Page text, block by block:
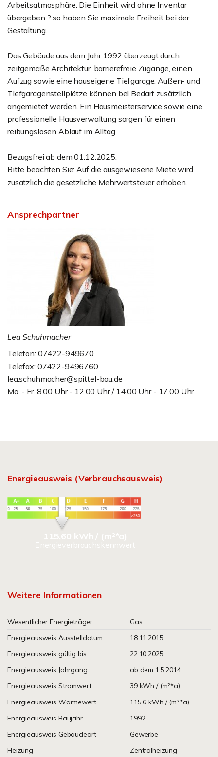
Arbeitsatmosphäre. Die Einheit wird ohne Inventar
übergeben ? so haben Sie maximale Freiheit bei der
Gestaltung.
Das Gebäude aus dem Jahr 1992 überzeugt durch
zeitgemäße Architektur, barrierefreie Zugänge, einen
Aufzug sowie eine hauseigene Tiefgarage. Außen- und
Tiefgaragenstellplätze können bei Bedarf zusätzlich
angemietet werden. Ein Hausmeisterservice sowie eine
professionelle Hausverwaltung sorgen für einen
reibungslosen Ablauf im Alltag.
Bezugsfrei ab dem 01.12.2025.
Bitte beachten Sie: Auf die ausgewiesene Miete wird
zusätzlich die gesetzliche Mehrwertsteuer erhoben.
Ansprechpartner
Lea Schuhmacher
Telefon: 07422-949670
Telefax: 07422-9496760
lea.schuhmacher@spittel-bau.de
Mo. - Fr. 8.00 Uhr - 12.00 Uhr / 14.00 Uhr - 17.00 Uhr
Energieausweis (Verbrauchsausweis)
115,60 kWh / (m²*a)
Energieverbrauchskennwert
Weitere Informationen
Wesentlicher Energieträger
Gas
Energieausweis Ausstelldatum
18.11.2015
Energieausweis gültig bis
22.10.2025
Energieausweis Jahrgang
ab dem 1.5.2014
Energieausweis Stromwert
39 kWh / (m²*a)
Energieausweis Wärmewert
115.6 kWh / (m²*a)
Energieausweis Baujahr
1992
Energieausweis Gebäudeart
Gewerbe
Heizung
Zentralheizung